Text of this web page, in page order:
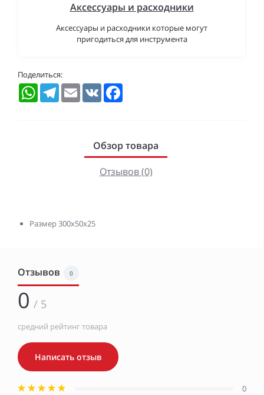
Аксессуары и расходники
Аксессуары и расходники которые могут
пригодиться для инструмента
Поделиться:
WhatsAppTelegramEmail VK
Обзор товара
Отзывов (0)
Размер 300х50x25
Отзывов 0
0 / 5
средний рейтинг товара
Написать отзыв
0